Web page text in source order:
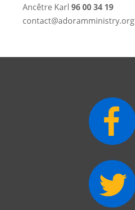
Ancêtre Karl 96 00 34 19
contact@adoramministry.org